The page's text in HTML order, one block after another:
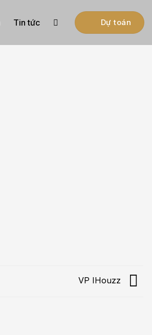
Tin tức Dự toán
VP IHouzz